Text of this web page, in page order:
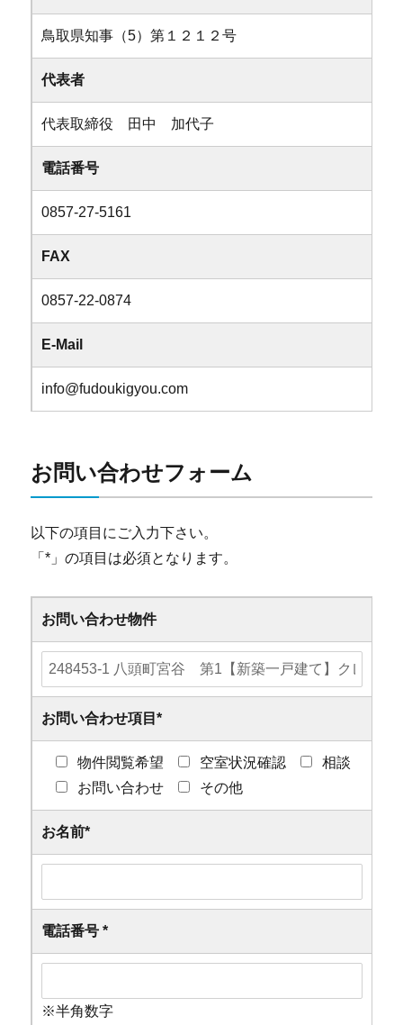
鳥取県知事（5）第１２１２号
代表者
代表取締役 田中 加代子
電話番号
0857-27-5161
FAX
0857-22-0874
E-Mail
info@fudoukigyou.com
お問い合わせフォーム
以下の項目にご入力下さい。
「* 」の項目は必須となります。
お問い合わせ物件
お問い合わせ項目*
物件閲覧希望 空室状況確認
相談
お問い合わせ
その他
お名前*
電話番号*
※半角数字